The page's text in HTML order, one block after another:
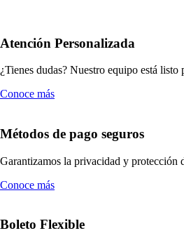
Atención Personalizada
¿Tienes dudas? Nuestro equipo está listo
Conoce más
Métodos de pago seguros
Garantizamos la privacidad y protección
Conoce más
Boleto Flexible